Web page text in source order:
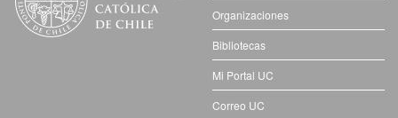
Organizaciones
Bibliotecas
Mi Portal UC
Correo UC